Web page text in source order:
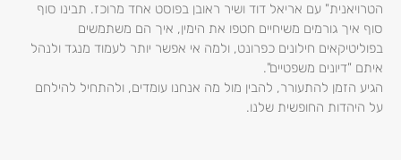
הטרויאנית" עם אריאל דוד ושיר ראובן בפוסט אחד מרוכז. תבינו סוף
סוף איך גורמים משיחיים חטפו את הימין, איך הם משתמשים
בפוליטיקאים חילונים כפרונט, ולמה אי אפשר יותר לעמוד מנגד ולנהל
איתם "דיונים משפטיים".
הגיע הזמן להתעורר, להבין מול מה אנחנו עומדים, ולהתחיל להילחם
על היהדות החופשית שלנו.